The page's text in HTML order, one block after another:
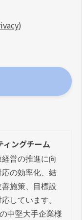
)
ィングチーム
営の推進に向
の効率化、結
施策、目標設
しています。
中堅大手企業様